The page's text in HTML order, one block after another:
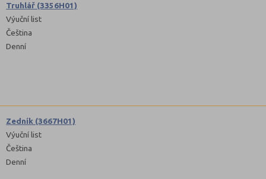
Truhlář (3356H01)
Výuční list
Čeština
Denní
Zedník (3667H01)
Výuční list
Čeština
Denní